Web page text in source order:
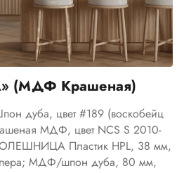
(МДФ Крашеная)
дуба, цвет #189 (воскобейц
МДФ, цвет NCS S 2010-
Пластик HPL, 38 мм,
МДФ/шпон дуба, 80 мм,